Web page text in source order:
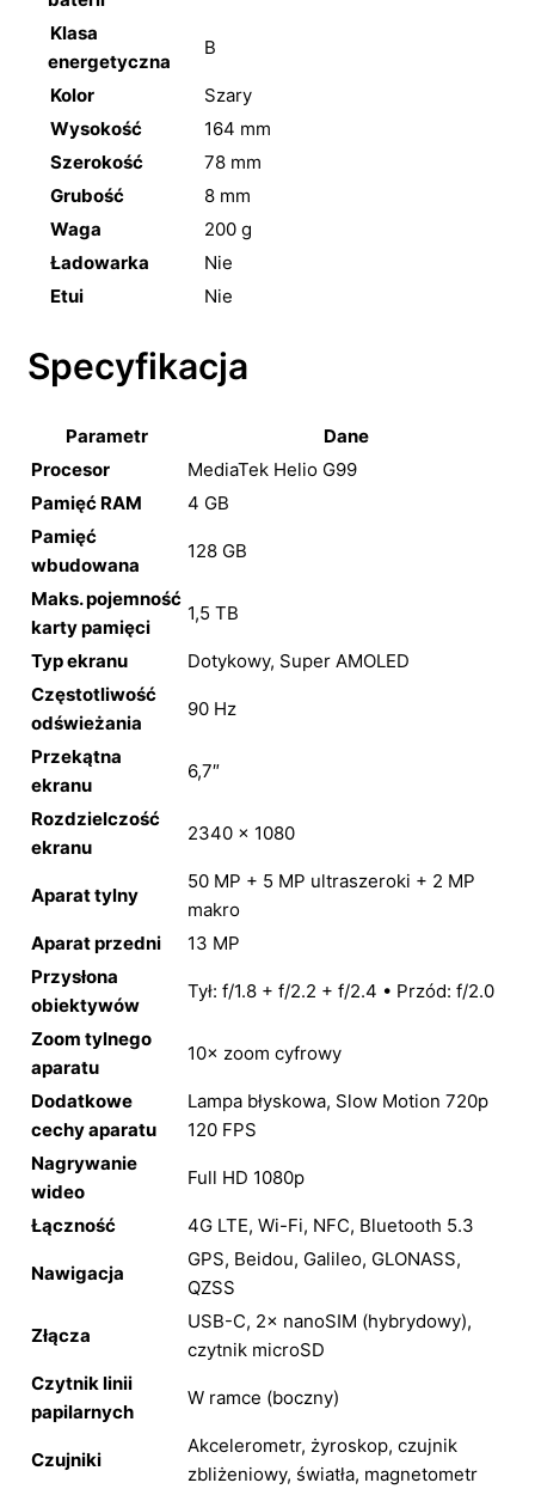
Klasa
energetyczna
B
Kolor
Szary
Wysokość
164 mm
Szerokość
78 mm
Grubość
8 mm
Waga
200 g
Ładowarka
Nie
Etui
Nie
Specyfikacja
Parametr
Dane
Procesor
MediaTek Helio G99
Pamięć RAM
4 GB
Pamięć
wbudowana
128 GB
Maks. pojemność
karty pamięci
1,5 TB
Typ ekranu
Dotykowy, Super AMOLED
Częstotliwość
odświeżania
90 Hz
Przekątna
ekranu
6,7″
Rozdzielczość
ekranu
2340 × 1080
Aparat tylny
50 MP + 5 MP ultraszeroki + 2 MP
makro
Aparat przedni
13 MP
Przysłona
obiektywów
Tył: f/1.8 + f/2.2 + f/2.4 • Przód: f/2.0
Zoom tylnego
aparatu
10× zoom cyfrowy
Dodatkowe
cechy aparatu
Lampa błyskowa, Slow Motion 720p
120 FPS
Nagrywanie
wideo
Full HD 1080p
Łączność 4G LTE, Wi-Fi, NFC, Bluetooth 5.3
Nawigacja
GPS, Beidou, Galileo, GLONASS,
QZSS
Złącza
USB-C, 2× nanoSIM (hybrydowy),
czytnik microSD
Czytnik linii
papilarnych
W ramce (boczny)
Czujniki
Akcelerometr, żyroskop, czujnik
zbliżeniowy, światła, magnetometr